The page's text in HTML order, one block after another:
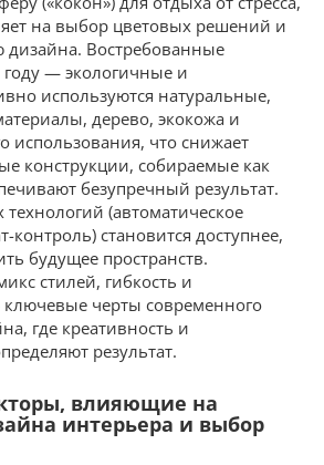
на выбор цветовых решений и
Востребованные
— экологичные и
используются натуральные,
дерево, экокожа и
использования, что снижает
конструкции, собираемые как
безупречный результат.
(автоматическое
контроль) становится доступнее,
будущее пространств.
стилей, гибкость и
черты современного
где креативность и
результат.
влияющие на
интерьера и выбор